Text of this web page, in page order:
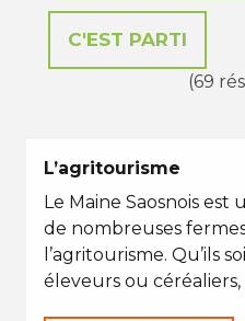
(69
L’agritourisme
Le Maine Saosnois
de nombreuses
l’agritourisme. Qu’ils
éleveurs ou céréaliers,